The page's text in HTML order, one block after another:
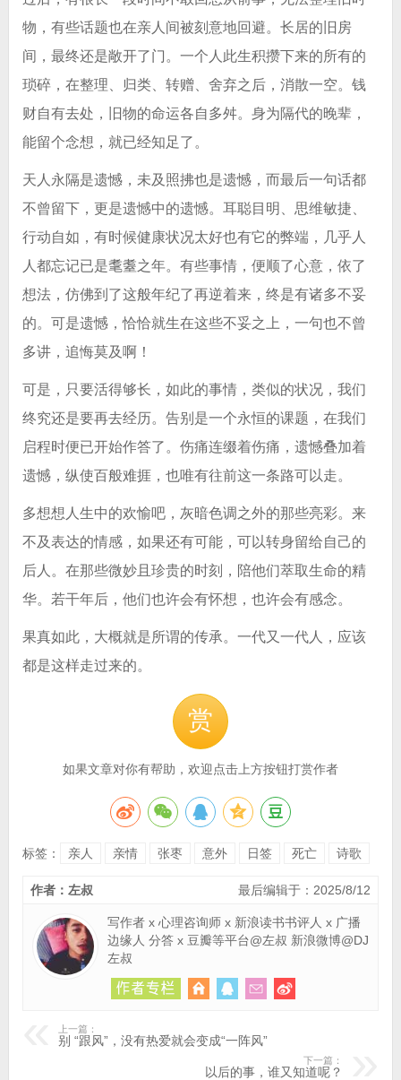
物，有些话题也在亲人间被刻意地回避。长居的旧房
间，最终还是敞开了门。一个人此生积攒下来的所有的
琐碎，在整理、归类、转赠、舍弃之后，消散一空。钱
财自有去处，旧物的命运各自多舛。身为隔代的晚辈，
能留个念想，就已经知足了。
天人永隔是遗憾，未及照拂也是遗憾，而最后一句话都
不曾留下，更是遗憾中的遗憾。耳聪目明、思维敏捷、
行动自如，有时候健康状况太好也有它的弊端，几乎人
人都忘记已是耄耋之年。有些事情，便顺了心意，依了
想法，仿佛到了这般年纪了再逆着来，终是有诸多不妥
的。可是遗憾，恰恰就生在这些不妥之上，一句也不曾
多讲，追悔莫及啊！
可是，只要活得够长，如此的事情，类似的状况，我们
终究还是要再去经历。告别是一个永恒的课题，在我们
启程时便已开始作答了。伤痛连缀着伤痛，遗憾叠加着
遗憾，纵使百般难捱，也唯有往前这一条路可以走。
多想想人生中的欢愉吧，灰暗色调之外的那些亮彩。来
不及表达的情感，如果还有可能，可以转身留给自己的
后人。在那些微妙且珍贵的时刻，陪他们萃取生命的精
华。若干年后，他们也许会有怀想，也许会有感念。
果真如此，大概就是所谓的传承。一代又一代人，应该
都是这样走过来的。
赏
如果文章对你有帮助，欢迎点击上方按钮打赏作者
标签： 亲人 亲情 张枣 意外 日签 死亡 诗歌
最后编辑于：2025/8/12
作者：左叔
写作者 x 心理咨询师 x 新浪读书书评人 x 广播
边缘人 分答 x 豆瓣等平台@左叔 新浪微博@DJ
左叔
上一篇：
别 “跟风”，没有热爱就会变成“一阵风”
下一篇：
以后的事，谁又知道呢？